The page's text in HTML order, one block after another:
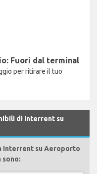
Fuori dal terminal
per ritirare il tuo
di Interrent su
Interrent su Aeroporto
sono: